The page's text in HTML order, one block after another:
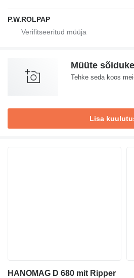
P.W.ROLPAP
Müüte
Tehke seda koos
Lisa
HANOMAG D 680 mit Ripper